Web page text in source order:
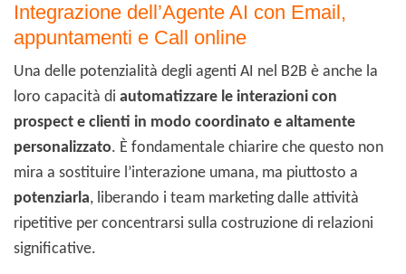
Integrazione dell’Agente AI con Email,
appuntamenti e Call online
Una delle potenzialità degli agenti AI nel B2B è anche la
loro capacità di automatizzare le interazioni con
prospect e clienti in modo coordinato e altamente
personalizzato. È fondamentale chiarire che questo non
mira a sostituire l’interazione umana, ma piuttosto a
potenziarla, liberando i team marketing dalle attività
ripetitive per concentrarsi sulla costruzione di relazioni
significative.